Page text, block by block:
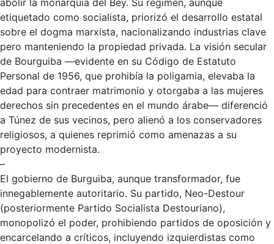
etiquetado como socialista, priorizó el desarrollo estatal
sobre el dogma marxista, nacionalizando industrias clave
pero manteniendo la propiedad privada. La visión secular
de Bourguiba —evidente en su Código de Estatuto
Personal de 1956, que prohibía la poligamia, elevaba la
edad para contraer matrimonio y otorgaba a las mujeres
derechos sin precedentes en el mundo árabe— diferenció
a Túnez de sus vecinos, pero alienó a los conservadores
religiosos, a quienes reprimió como amenazas a su
proyecto modernista.
–
El gobierno de Burguiba, aunque transformador, fue
innegablemente autoritario. Su partido, Neo-Destour
(posteriormente Partido Socialista Destouriano),
monopolizó el poder, prohibiendo partidos de oposición y
encarcelando a críticos, incluyendo izquierdistas como